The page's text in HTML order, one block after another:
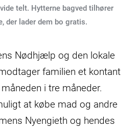
telt. Hytterne bagved tilhører
der lader dem bo gratis.
Nødhjælp og den lokale
familien et kontant
i tre måneder.
at købe mad og andre
Nyengieth og hendes